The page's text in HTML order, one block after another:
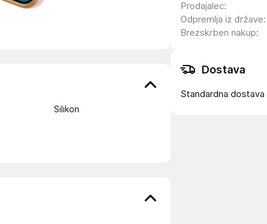
Silikon
Prodajalec:
Odpremlja iz države:
Brezskrben nakup:
Dostava
Standardna dostava